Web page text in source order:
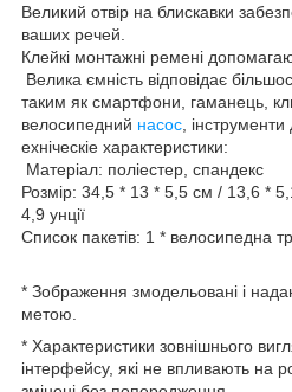
Великий отвір на блискавки
ваших речей.
Клейкі монтажні ремені
Велика ємність відповідає
таким як смартфони, гаманець,
велосипедний насос ,
ехніческіе характеристики:
Матеріал: поліестер, спандекс
Розмір: 34,5 * 13 * 5,5 см / 13,6 *
4,9 унції
Список пакетів: 1 * велосипедна
* Зображення змодельовані і
метою.
* Характеристики зовнішнього
інтерфейсу, які не впливають на